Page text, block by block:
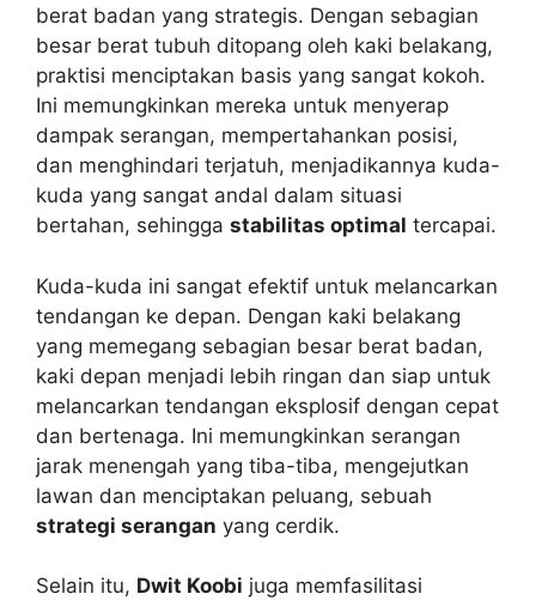
berat badan yang strategis. Dengan sebagian
besar berat tubuh ditopang oleh kaki belakang,
praktisi menciptakan basis yang sangat kokoh.
Ini memungkinkan mereka untuk menyerap
dampak serangan, mempertahankan posisi,
dan menghindari terjatuh, menjadikannya kuda-
kuda yang sangat andal dalam situasi
bertahan, sehingga stabilitas optimal tercapai.
Kuda-kuda ini sangat efektif untuk melancarkan
tendangan ke depan. Dengan kaki belakang
yang memegang sebagian besar berat badan,
kaki depan menjadi lebih ringan dan siap untuk
melancarkan tendangan eksplosif dengan cepat
dan bertenaga. Ini memungkinkan serangan
jarak menengah yang tiba-tiba, mengejutkan
lawan dan menciptakan peluang, sebuah
strategi serangan yang cerdik.
Selain itu, Dwit Koobi juga memfasilitasi